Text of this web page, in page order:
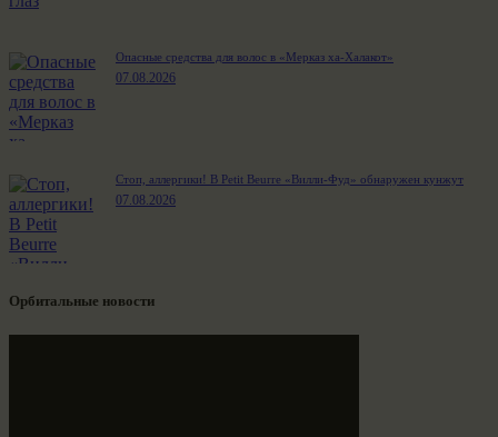
Опасные средства для волос в «Мерказ ха-Халакот»
07.08.2026
Стоп, аллергики! В Petit Beurre «Вилли-Фуд» обнаружен кунжут
07.08.2026
Орбитальные новости